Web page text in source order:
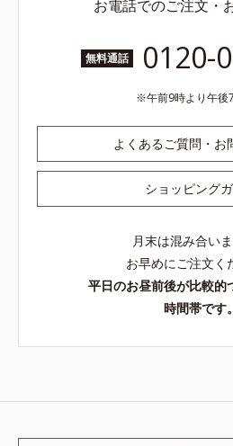
お電話でのご注文・
無料通話 0120-
午前9時より午後
よくあるご質問・お
ショッピング
月末は混み合い
お早めにご注文く
平日のお昼前後が比較的
時間帯です。